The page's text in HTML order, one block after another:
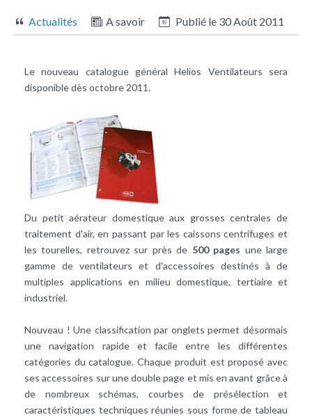
Actualités A savoir Publié le 30 Août 2011
Le nouveau catalogue général Helios Ventilateurs sera
disponible dès octobre 2011.
Du petit aérateur domestique aux grosses centrales de
traitement d'air, en passant par les caissons centrifuges et
les tourelles, retrouvez sur près de 500 pages une large
gamme de ventilateurs et d'accessoires destinés à de
multiples applications en milieu domestique, tertiaire et
industriel.
Nouveau ! Une classification par onglets permet désormais
une navigation rapide et facile entre les différentes
catégories du catalogue. Chaque produit est proposé avec
ses accessoires sur une double page et mis en avant grâce à
de nombreux schémas, courbes de présélection et
caractéristiques techniques réunies sous forme de tableau